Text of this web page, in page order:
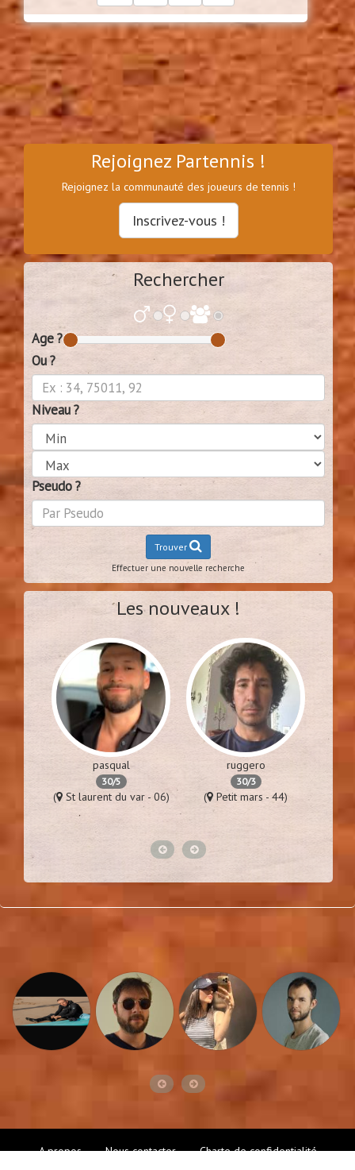
Rejoignez Partennis !
Rejoignez la communauté des joueurs de tennis !
Inscrivez-vous !
Rechercher
Age ?
Ou ?
Niveau ?
Pseudo ?
Trouver
Effectuer une nouvelle recherche
Les nouveaux !
pasqual
30/5
( St laurent du var - 06)
ruggero
30/3
( Petit mars - 44)
A propos Nous contacter Charte de confidentialité